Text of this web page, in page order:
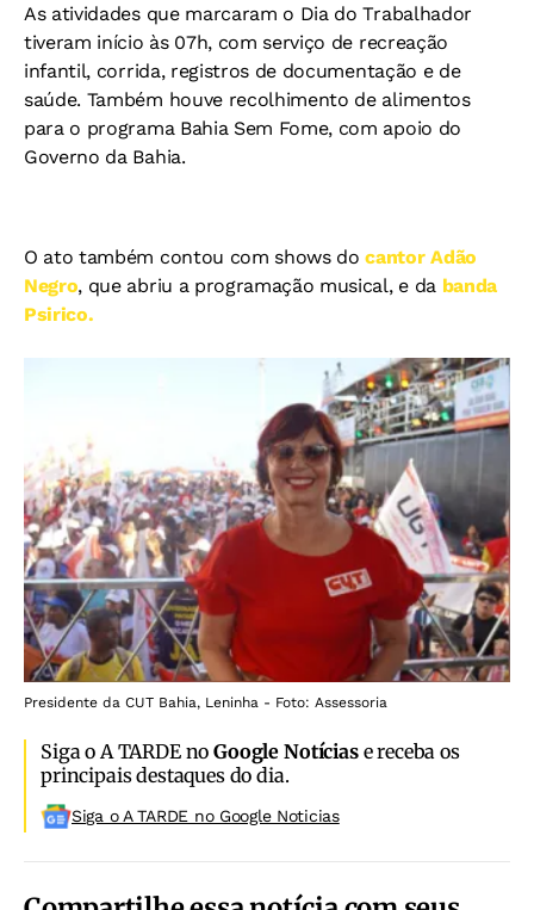
As atividades que marcaram o Dia do Trabalhador
tiveram início às 07h, com serviço de recreação
infantil, corrida, registros de documentação e de
saúde. Também houve recolhimento de alimentos
para o programa Bahia Sem Fome, com apoio do
Governo da Bahia.
O ato também contou com shows docantor Adão
Negro, que abriu a programação musical, e da banda
Psirico.
Presidente da CUT Bahia, Leninha - Foto: Assessoria
Siga o A TARDE noGoogle Notíciase receba os
principais destaques do dia.
Siga o A TARDE no Google Noticias